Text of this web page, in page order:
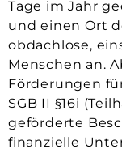
Tage im Jahr
und einen Ort
obdachlose,
Menschen an.
Förderungen
SGB II §16i
geförderte
finanzielle